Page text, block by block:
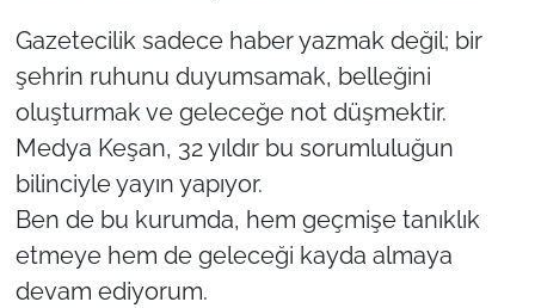
Gazetecilik sadece haber yazmak değil; bir
şehrin ruhunu duyumsamak, belleğini
oluşturmak ve geleceğe not düşmektir.
Medya Keşan, 32 yıldır bu sorumluluğun
bilinciyle yayın yapıyor.
Ben de bu kurumda, hem geçmişe tanıklık
etmeye hem de geleceği kayda almaya
devam ediyorum.